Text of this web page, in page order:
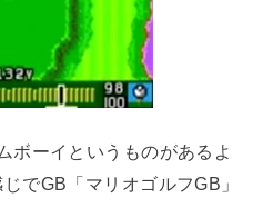
ボーイというものがあるよ
でGB「マリオゴルフGB」